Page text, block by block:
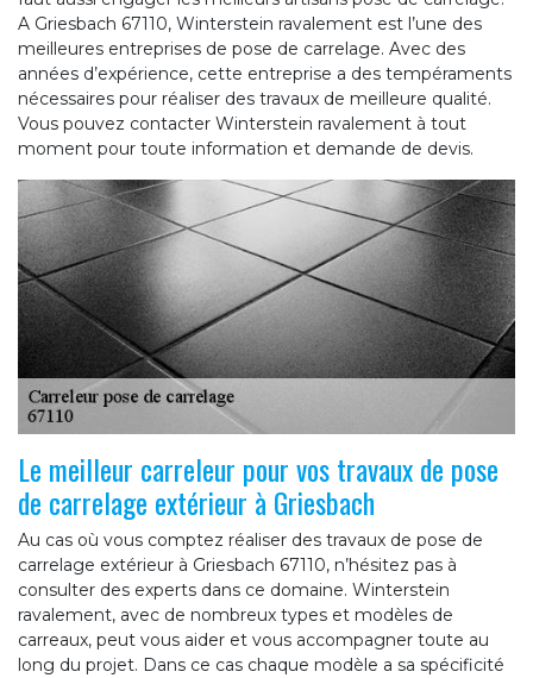
A Griesbach 67110, Winterstein ravalement est l’une des
meilleures entreprises de pose de carrelage. Avec des
années d’expérience, cette entreprise a des tempéraments
nécessaires pour réaliser des travaux de meilleure qualité.
Vous pouvez contacter Winterstein ravalement à tout
moment pour toute information et demande de devis.
Le meilleur carreleur pour vos travaux de pose
de carrelage extérieur à Griesbach
Au cas où vous comptez réaliser des travaux de pose de
carrelage extérieur à Griesbach 67110, n’hésitez pas à
consulter des experts dans ce domaine. Winterstein
ravalement, avec de nombreux types et modèles de
carreaux, peut vous aider et vous accompagner toute au
long du projet. Dans ce cas chaque modèle a sa spécificité